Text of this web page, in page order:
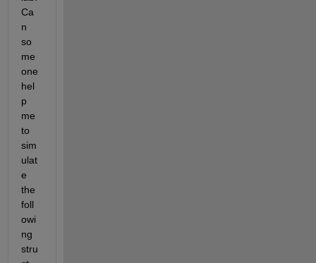
Ca
n
so
me
one
hel
p
me
to
sim
ulat
e
the
foll
owi
ng
stru